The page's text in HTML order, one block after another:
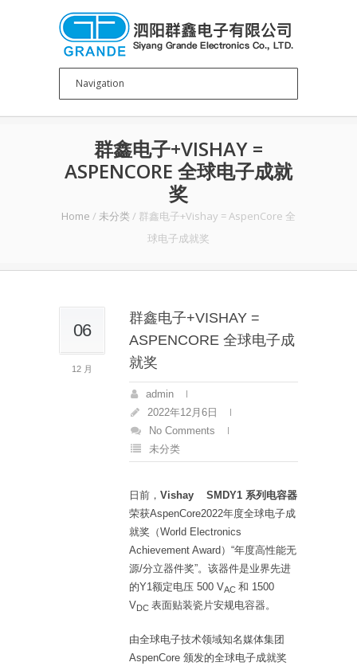
群鑫电子+VISHAY =
ASPENCORE 全球电子成就
奖
Home / 未分类/ 群鑫电子+Vishay = AspenCore 全
球电子成就奖
06
12 月
群鑫电子+VISHAY =
ASPENCORE 全球电子成
就奖
admin
2022年12月6日
No Comments
未分类
日前， Vishay SMDY1 系列电容器
荣获AspenCore2022年度全球电子成
就奖（World Electronics
Achievement Award）“年度高性能无
源/分立器件奖”。该器件是业界先进
的Y1额定电压 500 VAC 和 1500
VDC 表面贴装瓷片安规电容器。
由全球电子技术领域知名媒体集团
AspenCore 颁发的全球电子成就奖